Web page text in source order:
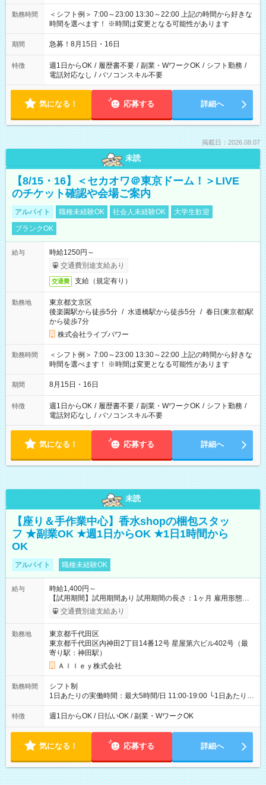
勤務時間
＜シフト例＞ 7:00～23:00 13:30～22:00 上記の時間から好きな
時間を選べます！ ※時間は変更となる可能性があります
期間 急募！8月15日・16日
特徴 週1日からOK / 履歴書不要 / 副業・WワークOK / シフト勤務 /
電話対応なし / パソコンスキル不要
気になる！ 応募する 詳細へ
掲載日：2026.08.07
未読
【8/15・16】＜セカオワ＠東京ドーム！＞LIVE
のチケット確認や会場ご案内
アルバイト 職種未経験OK 社会人未経験OK
大学生歓迎
ブランクOK
給与
時給1250円～
交通費別途支給あり
交通費 支給（規定有り）
勤務地
東京都文京区
後楽園駅から徒歩5分 / 水道橋駅から徒歩5分 / 春日(東京都)駅
から徒歩7分
株式会社ライブパワー
勤務時間
＜シフト例＞ 7:00～23:00 13:30～22:00 上記の時間から好きな
時間を選べます！ ※時間は変更となる可能性があります
期間 8月15日・16日
特徴 週1日からOK / 履歴書不要 / 副業・WワークOK / シフト勤務 /
電話対応なし / パソコンスキル不要
気になる！ 応募する 詳細へ
未読
【座り＆手作業中心】香水shopの梱包スタッ
フ ★副業OK ★週1日からOK ★1日1時間から
OK
アルバイト 職種未経験OK
給与
時給1,400円～
【試用期間】試用期間あり 試用期間の長さ：1ヶ月 雇用形態、
給与は本採用時と同じです。
交通費別途支給あり
勤務地
東京都千代田区
東京都千代田区内神田2丁目14番12号 星屋第六ビル402号（最
寄り駅：神田駅）
Ａｌｌｅｙ株式会社
勤務時間
シフト制
1日あたりの実働時間：最大5時間/日 11:00-19:00 └1日あたりの
実働時間：1-5時間 └上記の時間帯内であれば、いつでも勤務可
能！ └平日・土曜日の中で、お好きな曜日でご勤務いただけま
18:00 などのように、自由な働き方が可能なお仕事です！
特徴 週1日からOK / 日払いOK / 副業・WワークOK
気になる！ 応募する 詳細へ